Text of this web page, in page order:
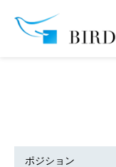
ポジション